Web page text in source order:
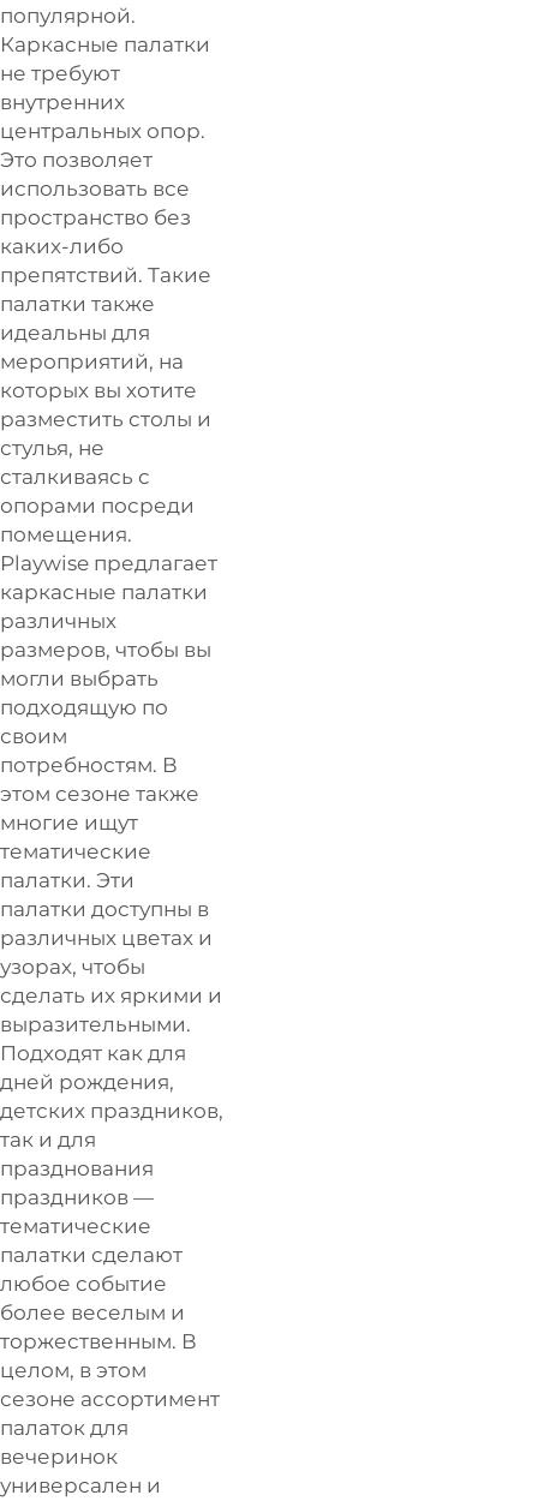
популярной.
Каркасные палатки
не требуют
внутренних
центральных опор.
Это позволяет
использовать все
пространство без
каких-либо
препятствий. Такие
палатки также
идеальны для
мероприятий, на
которых вы хотите
разместить столы и
стулья, не
сталкиваясь с
опорами посреди
помещения.
Playwise предлагает
каркасные палатки
различных
размеров, чтобы вы
могли выбрать
подходящую по
своим
потребностям. В
этом сезоне также
многие ищут
тематические
палатки. Эти
палатки доступны в
различных цветах и
узорах, чтобы
сделать их яркими и
выразительными.
Подходят как для
дней рождения,
детских праздников,
так и для
празднования
праздников —
тематические
палатки сделают
любое событие
более веселым и
торжественным. В
целом, в этом
сезоне ассортимент
палаток для
вечеринок
универсален и